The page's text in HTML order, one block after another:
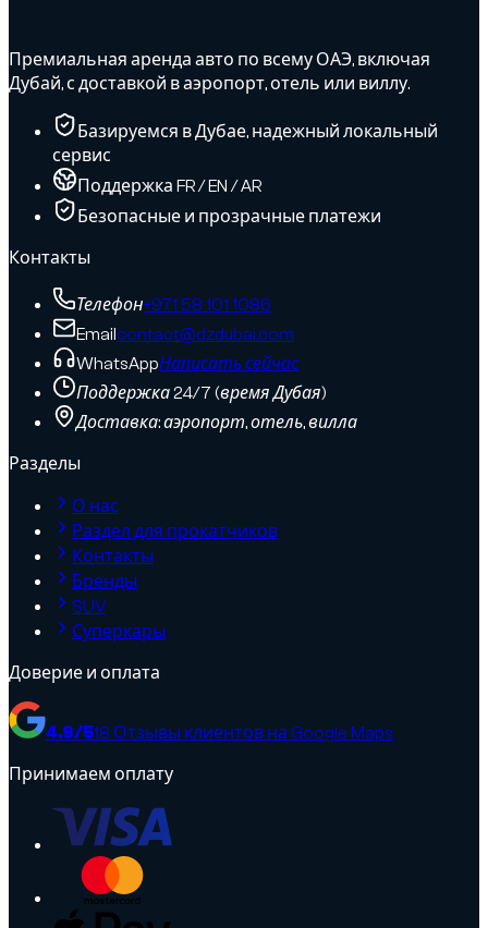
Премиальная аренда авто по всему ОАЭ, включая
Дубай, с доставкой в аэропорт, отель или виллу.
Базируемся в Дубае, надежный локальный
сервис
Поддержка FR / EN / AR
Безопасные и прозрачные платежи
Контакты
Телефон+971 58 101 1086
Emailcontact@dzdubai.com
WhatsAppНаписать сейчас
Поддержка 24/7 (время Дубая)
Доставка: аэропорт, отель, вилла
Разделы
О нас
Раздел для прокатчиков
Контакты
Бренды
SUV
Суперкары
Доверие и оплата
4.9/518 Отзывы клиентов на Google Maps
Принимаем оплату